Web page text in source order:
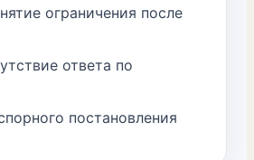
ограничения после
ответа по
постановления